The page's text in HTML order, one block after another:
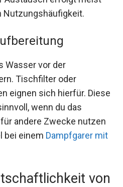
Nutzungshäufigkeit.
Wasser vor der
Tischfilter oder
eignen sich hierfür. Diese
wenn du das
andere Zwecke nutzen
bei einem Dampfgarer mit
von